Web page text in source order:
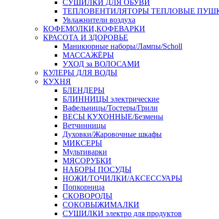
СУШИЛКИ ДЛЯ ОБУВИ
ТЕПЛОВЕНТИЛЯТОРЫ ТЕПЛОВЫЕ
Увлажнители воздуха
КОФЕМОЛКИ,КОФЕВАРКИ
КРАСОТА И ЗДОРОВЬЕ
Маникюрные наборы/Лампы/Scholl
МАССАЖЁРЫ
УХОД за ВОЛОСАМИ
КУЛЕРЫ ДЛЯ ВОДЫ
КУХНЯ
БЛЕНДЕРЫ
БЛИННИЦЫ электрические
Вафельницы/Тостеры/Грили
ВЕСЫ КУХОННЫЕ/Безмены
Ветчинницы
Духовки/Жаровочные шкафы
МИКСЕРЫ
Мультиварки
МЯСОРУБКИ
НАБОРЫ ПОСУДЫ
НОЖИ/ТОЧИЛКИ/АКСЕССУАРЫ
Попкорница
СКОВОРОДЫ
СОКОВЫЖИМАЛКИ
СУШИЛКИ электро для продуктов